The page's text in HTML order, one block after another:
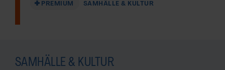
PREMIUM SAMHÄLLE & KULTUR
SAMHÄLLE & KULTUR